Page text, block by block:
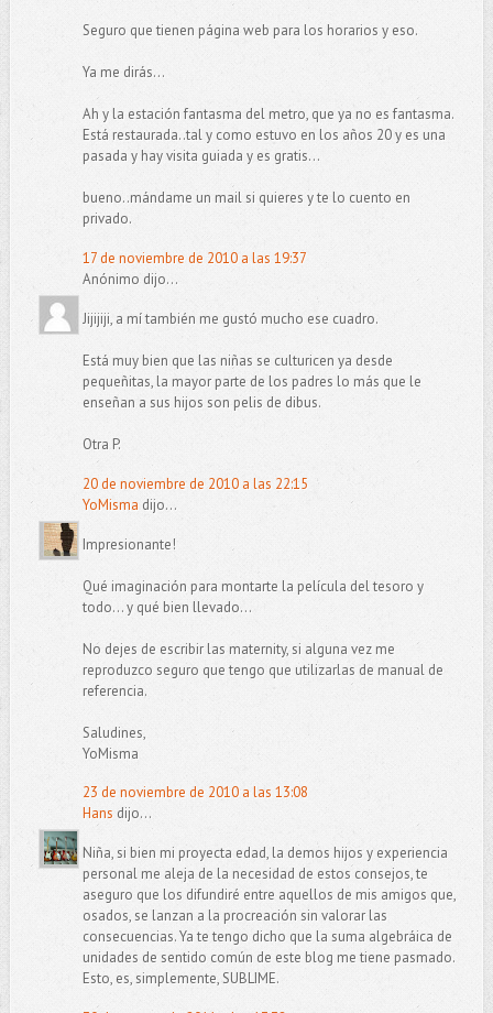
Seguro que tienen página web para los horarios y eso.
Ya me dirás...
Ah y la estación fantasma del metro, que ya no es fantasma.
Está restaurada..tal y como estuvo en los años 20 y es una
pasada y hay visita guiada y es gratis...
bueno..mándame un mail si quieres y te lo cuento en
privado.
17 de noviembre de 2010 a las 19:37
Anónimo dijo...
Jijijiji, a mí también me gustó mucho ese cuadro.
Está muy bien que las niñas se culturicen ya desde
pequeñitas, la mayor parte de los padres lo más que le
enseñan a sus hijos son pelis de dibus.
Otra P.
20 de noviembre de 2010 a las 22:15
YoMisma dijo...
Impresionante!
Qué imaginación para montarte la película del tesoro y
todo... y qué bien llevado...
No dejes de escribir las maternity, si alguna vez me
reproduzco seguro que tengo que utilizarlas de manual de
referencia.
Saludines,
YoMisma
23 de noviembre de 2010 a las 13:08
Hans dijo...
Niña, si bien mi proyecta edad, la demos hijos y experiencia
personal me aleja de la necesidad de estos consejos, te
aseguro que los difundiré entre aquellos de mis amigos que,
osados, se lanzan a la procreación sin valorar las
consecuencias. Ya te tengo dicho que la suma algebráica de
unidades de sentido común de este blog me tiene pasmado.
Esto, es, simplemente, SUBLIME.